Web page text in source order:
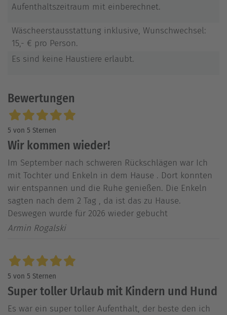
Aufenthaltszeitraum mit einberechnet.
Wäscheerstausstattung inklusive, Wunschwechsel:
15,- € pro Person.
Es sind keine Haustiere erlaubt.
Bewertungen
5 von 5 Sternen
Wir kommen wieder!
Im September nach schweren Rückschlägen war Ich
mit Tochter und Enkeln in dem Hause . Dort konnten
wir entspannen und die Ruhe genießen. Die Enkeln
sagten nach dem 2 Tag , da ist das zu Hause.
Deswegen wurde für 2026 wieder gebucht
Armin Rogalski
5 von 5 Sternen
Super toller Urlaub mit Kindern und Hund
Es war ein super toller Aufenthalt, der beste den ich